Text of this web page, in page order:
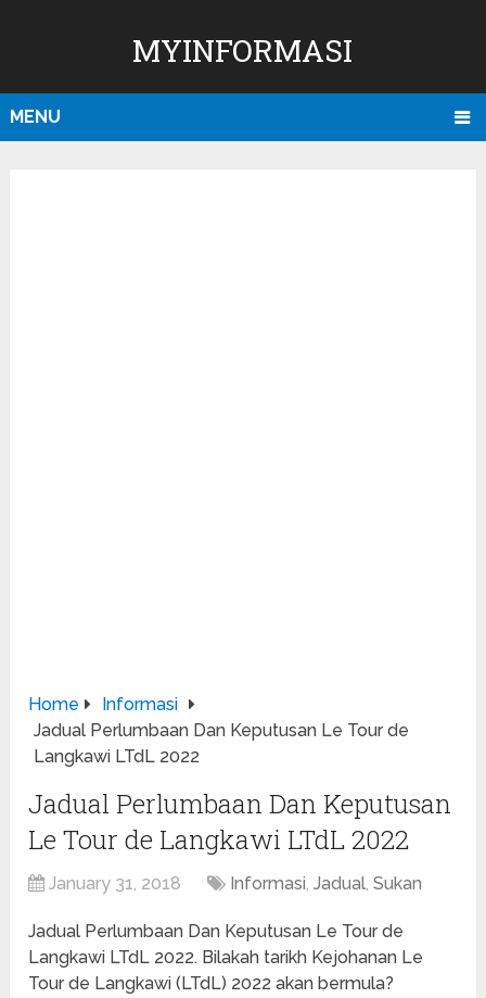
MYINFORMASI
MENU
Home
Informasi
Jadual Perlumbaan Dan Keputusan Le Tour de
Langkawi LTdL 2022
Jadual Perlumbaan Dan Keputusan
Le Tour de Langkawi LTdL 2022
January 31, 2018 Informasi,Jadual,Sukan
Jadual Perlumbaan Dan Keputusan Le Tour de
Langkawi LTdL 2022. Bilakah tarikh Kejohanan Le
Tour de Langkawi (LTdL) 2022 akan bermula?